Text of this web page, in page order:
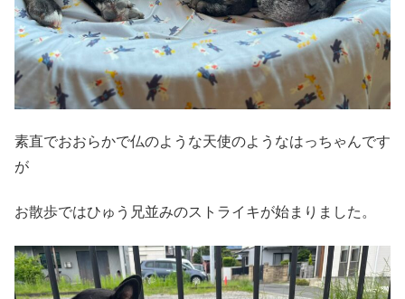
素直でおおらかで仏のような天使のようなはっちゃんです
が
お散歩ではひゅう兄並みのストライキが始まりました。